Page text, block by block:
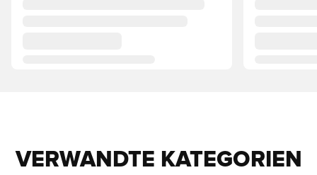
VERWANDTE KATEGORIEN